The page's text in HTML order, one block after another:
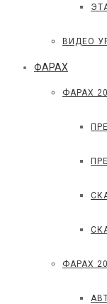
ВИДЕО
ФАРАХ
ФАРАХ
ФАРАХ